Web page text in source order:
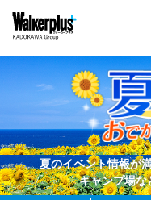
夏のイベント情報が
キャンプ場な